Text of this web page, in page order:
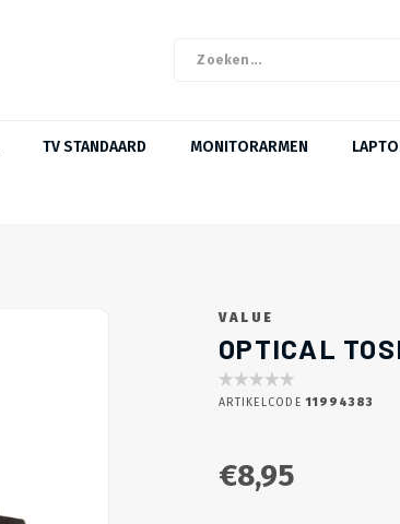
TV STANDAARD MONITORARMEN
VALUE
OPTICAL
ARTIKELCODE 11994383
€8,95